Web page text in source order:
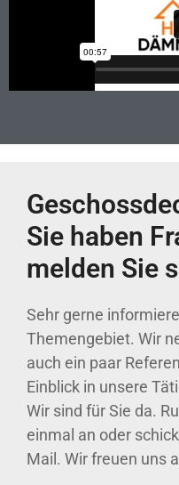
Sie haben
melden Sie
Sehr gerne
Themengebiet. Wir
auch ein paar
Einblick in unsere
Wir sind für Sie da.
einmal an oder
Mail. Wir freuen uns